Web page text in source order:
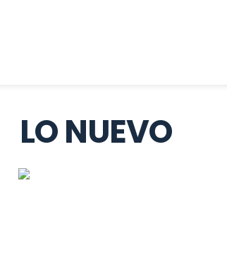
LO NUEVO